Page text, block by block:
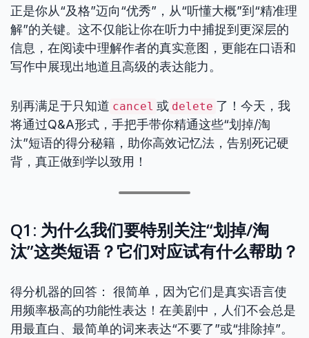
正是你从“及格”迈向“优秀”，从“听懂大概”到“精准理
解”的关键。这不仅能让你在听力中捕捉到更深层的
信息，在阅读中理解作者的真实意图，更能在口语和
写作中展现出地道且高级的表达能力。
别再满足于只知道 cancel 或 delete 了！今天，我
将通过Q&A形式，手把手带你精通这些“划掉/淘
汰”短语的得分秘籍，助你高效记忆法，告别死记硬
背，真正做到学以致用！
Q1: 为什么我们要特别关注“划掉/淘
汰”这类短语？它们对应试有什么帮助？
得分机器的回答： 很简单，因为它们是真实语言使
用频率极高的功能性表达！在美剧中，人们不会总是
用最直白、最简单的词来表达“不要了”或“排除掉”。